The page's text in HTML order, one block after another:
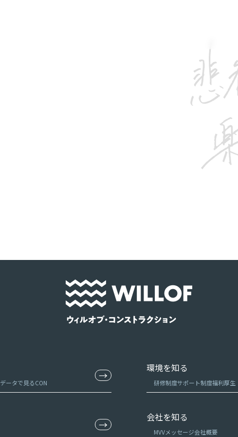
データで見るCON
→
環境を知る
研修制度サポート制度福利厚生
→
会社を知る
MVVメッセージ会社概要